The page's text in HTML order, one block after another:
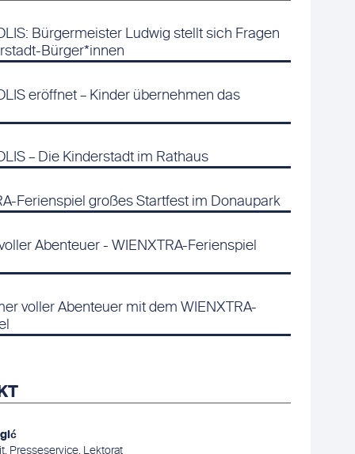
Bürgermeister Ludwig stellt sich Fragen
Bürger*innen
eröffnet – Kinder übernehmen das
– Die Kinderstadt im Rathaus
Ferienspiel großes Startfest im Donaupark
Abenteuer - WIENXTRA-Ferienspiel
voller Abenteuer mit dem WIENXTRA-
Presseservice, Lektorat